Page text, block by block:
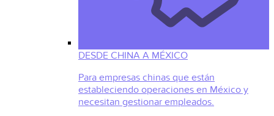
DESDE CHINA A MÉXICO
Para empresas chinas que están
estableciendo operaciones en México y
necesitan gestionar empleados.